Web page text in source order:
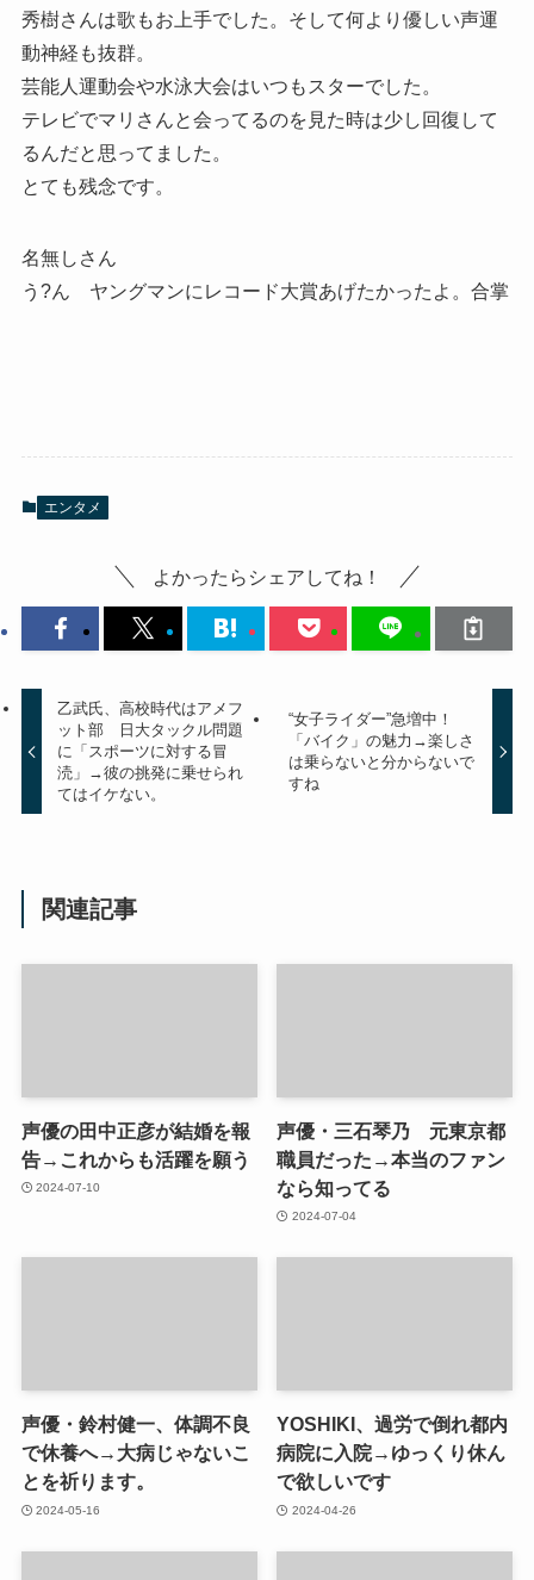
秀樹さんは歌もお上手でした。そして何より優しい声運
動神経も抜群。
芸能人運動会や水泳大会はいつもスターでした。
テレビでマリさんと会ってるのを見た時は少し回復して
るんだと思ってました。
とても残念です。
名無しさん
う?ん ヤングマンにレコード大賞あげたかったよ。合掌
エンタメ
よかったらシェアしてね！
乙武氏、高校時代はアメフ
ット部 日大タックル問題
に「スポーツに対する冒
涜」→彼の挑発に乗せられ
てはイケない。
“女子ライダー”急増中！
「バイク」の魅力→楽しさ
は乗らないと分からないで
すね
関連記事
声優の田中正彦が結婚を報
告→これからも活躍を願う
2024-07-10
声優・三石琴乃 元東京都
職員だった→本当のファン
なら知ってる
2024-07-04
声優・鈴村健一、体調不良
で休養へ→大病じゃないこ
とを祈ります。
2024-05-16
YOSHIKI、過労で倒れ都内
病院に入院→ゆっくり休ん
で欲しいです
2024-04-26